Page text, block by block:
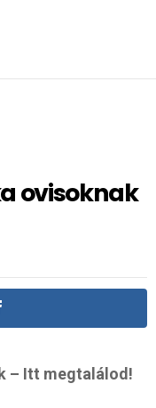
ovisoknak
– Itt megtalálod!